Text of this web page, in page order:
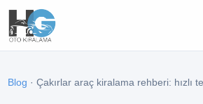
Blog · Çakırlar araç kiralama rehberi: hızlı